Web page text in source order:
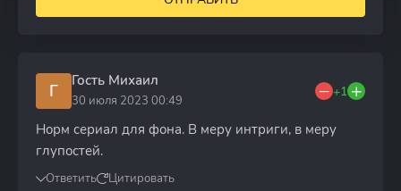
Г Гость Михаил
30 июля 2023 00:49
+1
Норм сериал для фона. В меру интриги, в меру
глупостей.
Ответить Цитировать